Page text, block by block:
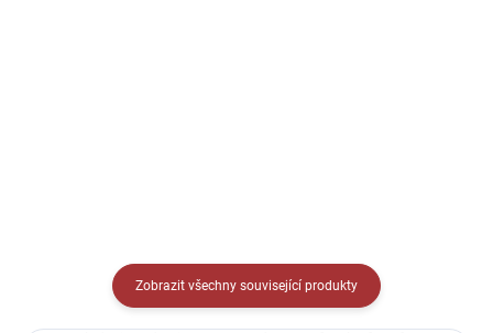
Zobrazit všechny související produkty